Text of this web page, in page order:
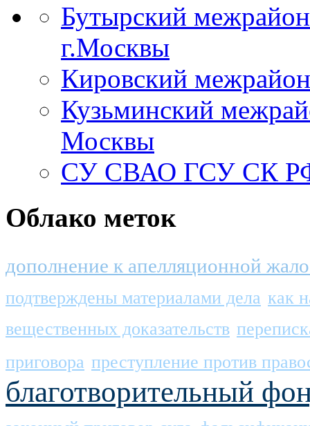
Бутырский
г.Москвы
Кировский
Кузьминский
Москвы
СУ СВАО ГСУ СК
Облако меток
дополнение к апелляционной
подтверждены материалами дела как
вещественных доказательств
приговора преступление против
благотворительный